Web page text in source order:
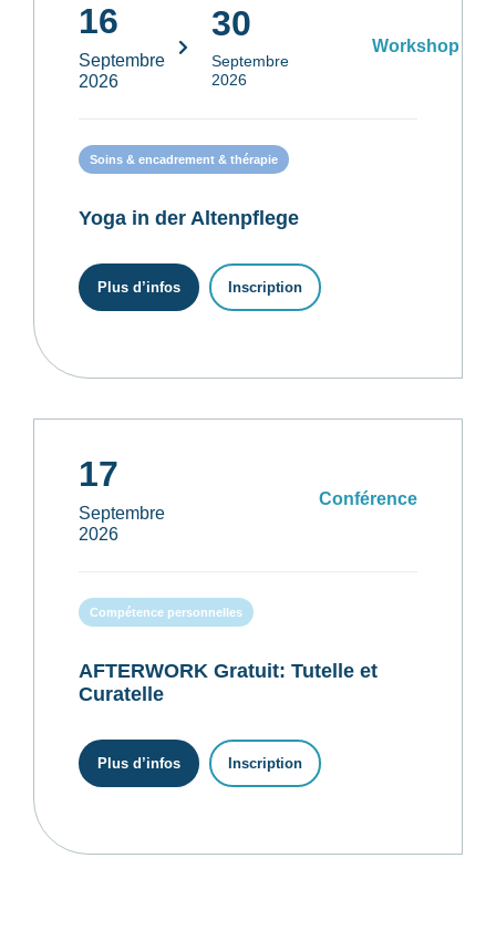
16
Septembre
2026
30
Septembre
2026
Workshop
Soins & encadrement & thérapie
Yoga in der Altenpflege
Plus d’infos Inscription
17
Septembre
2026
Conférence
Compétence personnelles
AFTERWORK Gratuit: Tutelle et
Curatelle
Plus d’infos Inscription